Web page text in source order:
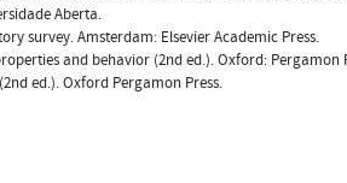
Aberta.
survey. Amsterdam: Elsevier Academic Press.
and behavior (2nd ed.). Oxford: Pergamon
ed.). Oxford Pergamon Press.